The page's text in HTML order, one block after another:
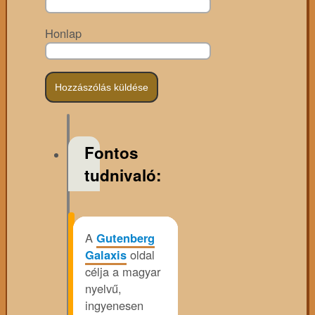
Honlap
Fontos
tudnivaló:
A Gutenberg
Galaxis oldal
célja a magyar
nyelvű,
ingyenesen